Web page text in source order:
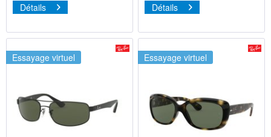
Détails Détails
Essayage virtuel Essayage virtuel